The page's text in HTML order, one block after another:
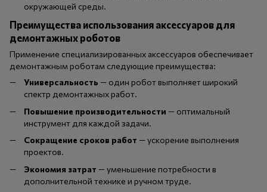
окружающей среды.
Преимущества использования аксессуаров для
демонтажных роботов
Применение специализированных аксессуаров обеспечивает
демонтажным роботам следующие преимущества:
Универсальность — один робот выполняет широкий
спектр демонтажных работ.
Повышение производительности — оптимальный
инструмент для каждой задачи.
Сокращение сроков работ — ускорение выполнения
проектов.
Экономия затрат — уменьшение потребности в
дополнительной технике и ручном труде.